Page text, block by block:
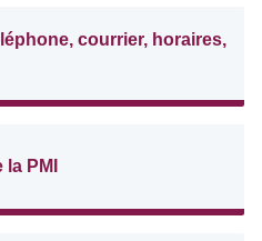
courrier, horaires,
PMI